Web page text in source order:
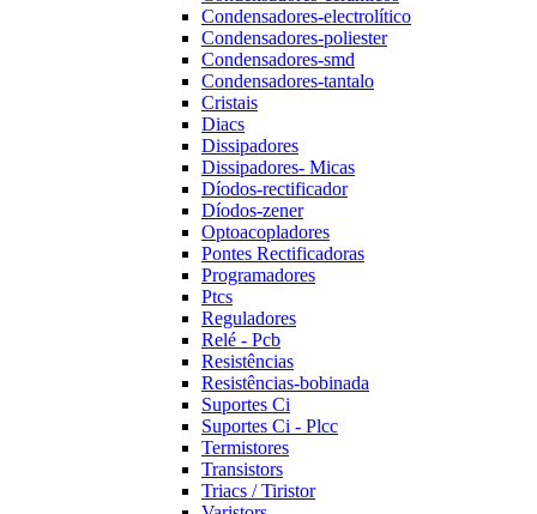
Condensadores-electrolítico
Condensadores-poliester
Condensadores-smd
Condensadores-tantalo
Cristais
Diacs
Dissipadores
Dissipadores- Micas
Díodos-rectificador
Díodos-zener
Optoacopladores
Pontes Rectificadoras
Programadores
Ptcs
Reguladores
Relé - Pcb
Resistências
Resistências-bobinada
Suportes Ci
Suportes Ci - Plcc
Termistores
Transistors
Triacs / Tiristor